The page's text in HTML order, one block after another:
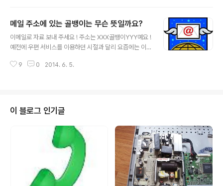
설명도 해 주어야 합니다. 그런데 스마트폰의 기능이나 동
작 방법을 영어로 갑자기 설명 하려면 당황하게 됩니다. 여
러가지 아이콘 표시나 터치, 탭 등의 동작에 대한 용어가 낯
법에 대해 알아 보고자 합니다. 알쏭달쏭한 스마트폰 이용
메일 주소에 있는 골뱅이는 무슨 뜻일까요?
이메일로 자료 보내 주세요 ! 주소는 XXX골뱅이YYY예요 !
예전에 우편 서비스를 이용하던 시절과 달리 요즘에는 이
몇번씩 이메일을 보내거나 상대방에게 이메일로 보내 달라
라서 골뱅이라는 단어가 이제는 너무나 익숙해졌습니다.
그렇다면 @을 외국인에게는 뭐라 불러야 할까요? 전화통
화를 해야 하는데 골뱅이라는 한국말로 얘기해서 외국인과
의사소통이 될까요? 그렇지 않을 것입니다. 골뱅이 과연 정
체는 무엇일까요 ? 외국어로는 뭐라고 불러야 할까요 ? 이
메일에 널리 사용되는 @의 정체는 ..
9 0 2014. 6. 5.
이 블로그 인기글